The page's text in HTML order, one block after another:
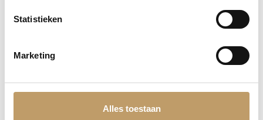
Statistieken
Marketing
Alles toestaan
Volg onze instagram
Druk hier